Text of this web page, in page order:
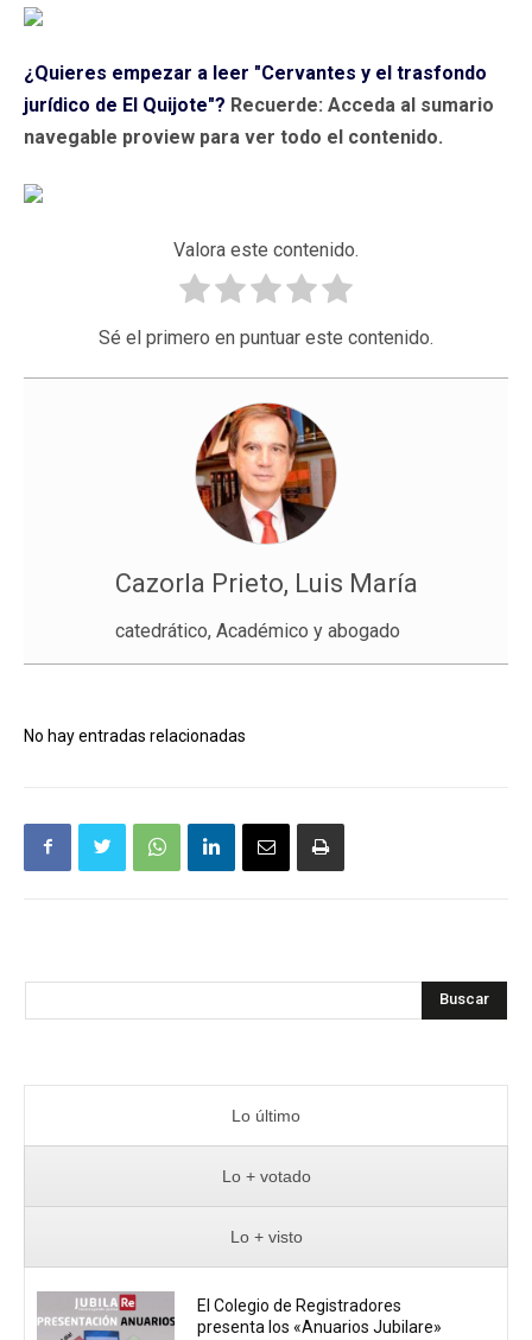
¿Quieres empezar a leer "Cervantes y el trasfondo
jurídico de El Quijote"? Recuerde: Acceda al sumario
navegable proview para ver todo el contenido.
Valora este contenido.
Sé el primero en puntuar este contenido.
Cazorla Prieto, Luis María
catedrático, Académico y abogado
No hay entradas relacionadas
Buscar
Lo último
Lo + votado
Lo + visto
El Colegio de Registradores
presenta los «Anuarios Jubilare»